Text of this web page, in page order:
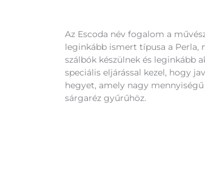
Az Escoda név fogalom a
leginkább ismert típusa a Perla,
szálbók készülnek és leginkább
speciális eljárással kezel, hogy
hegyet, amely nagy
sárgaréz gyűrűhöz.